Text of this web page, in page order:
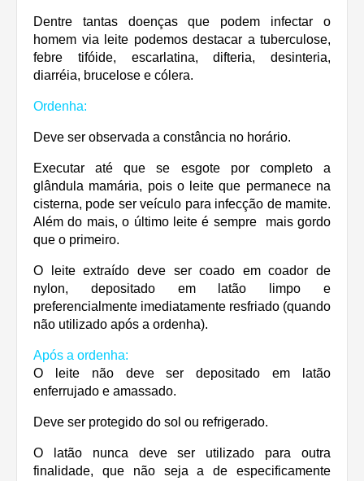
Dentre tantas doenças que podem infectar o
homem via leite podemos destacar a tuberculose,
febre tifóide, escarlatina, difteria, desinteria,
diarréia, brucelose e cólera.
Ordenha:
Deve ser observada a constância no horário.
Executar até que se esgote por completo a
glândula mamária, pois o leite que permanece na
cisterna, pode ser veículo para infecção de mamite.
Além do mais, o último leite é sempre mais gordo
que o primeiro.
O leite extraído deve ser coado em coador de
nylon, depositado em latão limpo e
preferencialmente imediatamente resfriado (quando
não utilizado após a ordenha).
Após a ordenha:
O leite não deve ser depositado em latão
enferrujado e amassado.
Deve ser protegido do sol ou refrigerado.
O latão nunca deve ser utilizado para outra
finalidade, que não seja a de especificamente